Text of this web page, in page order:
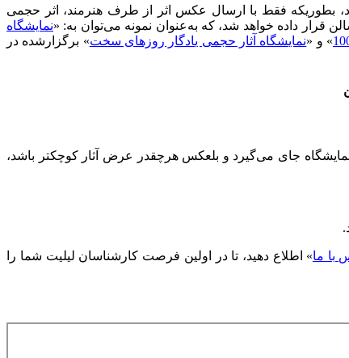
بطوریکه فقط با ارسال عکس اثر از طرف هنرمند، اثر حجمی
داده خواهد شد، که به‌عنوان نمونه می‌توان به: «نمایشگاه
» و «نمایشگاه آثار حجمی یادگار روزهای سخت» برگزارشده در
جای می‌گیرد و بلعکس هرچقدر عرض آثار کوچکتر باشد،
با ما» اطلاع دهید، تا در اولین فرصت کارشناسان لیلیت شما را